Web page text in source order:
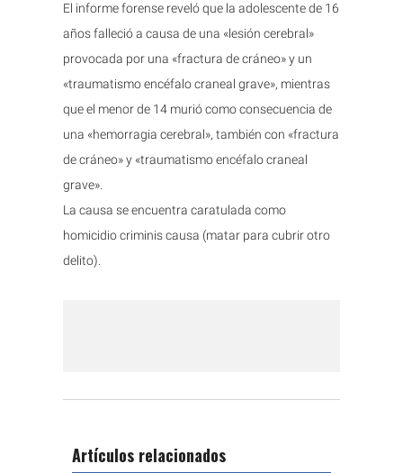
El informe forense reveló que la adolescente de 16
años falleció a causa de una «lesión cerebral»
provocada por una «fractura de cráneo» y un
«traumatismo encéfalo craneal grave», mientras
que el menor de 14 murió como consecuencia de
una «hemorragia cerebral», también con «fractura
de cráneo» y «traumatismo encéfalo craneal
grave».
La causa se encuentra caratulada como
homicidio criminis causa (matar para cubrir otro
delito).
Artículos relacionados